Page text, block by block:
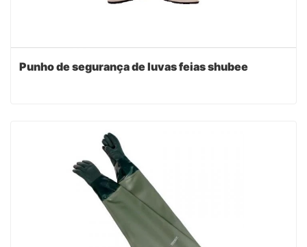
Punho de segurança de luvas feias shubee